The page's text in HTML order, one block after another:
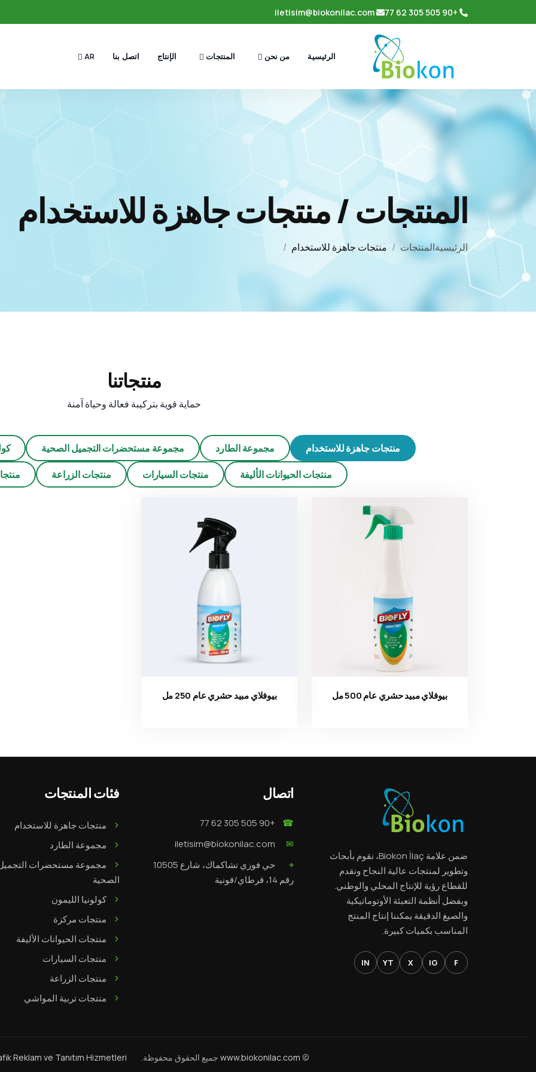
+90 505 305 62 77
الرئيسية من نحن المنتجات الإنتاج اتصل بنا AR
المنتجات / منتجات جاهزة للاستخدام
الرئيسيةالمنتجات منتجات جاهزة للاستخدام
منتجاتنا
حماية قوية بتركيبة فعالة وحياة آمنة
منتجات جاهزة للاستخدام مجموعة الطارد مجموعة مستحضرات التجميل الصحية
منتجات الحيوانات الأليفة
منتجات السيارات منتجات الزراعة
بيوفلاي مبيد حشري عام 500 مل بيوفلاي مبيد حشري عام 250 مل
ضمن علامة Biokon İlaç، نقوم بأبحاث
وتطوير لمنتجات عالية النجاح ونقدم
للقطاع رؤية للإنتاج المحلي والوطني.
وبفضل أنظمة التعبئة الأوتوماتيكية
والصيغ الدقيقة يمكننا إنتاج المنتج
المناسب بكميات كبيرة.
F
IG
X
YT
IN
اتصال
☎
+90 505 305 62 77
✉
iletisim@biokonilac.com
⌖
حي فوزي تشاكماك، شارع 10505
رقم 14، قرطاي/قونية
فئات المنتجات
منتجات جاهزة للاستخدام
مجموعة الطارد
مجموعة مستحضرات
الصحية
كولونيا الليمون
منتجات مركزة
منتجات الحيوانات الأليفة
منتجات السيارات
منتجات الزراعة
منتجات تربية المواشي
©
www.biokonilac.com جميع الحقوق محفوظة. Reklam ve Tanıtım Hizmetleri